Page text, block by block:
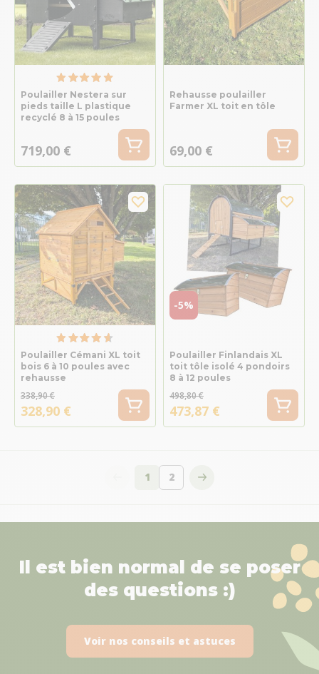
Poulailler Nestera sur
pieds taille L plastique
recyclé 8 à 15 poules
719,00 €
Rehausse poulailler
Farmer XL toit en tôle
69,00 €
Poulailler Cémani XL toit
bois 6 à 10 poules avec
rehausse
338,90 €
328,90 €
-5%
Poulailler Finlandais XL
toit tôle isolé 4 pondoirs
8 à 12 poules
498,80 €
473,87 €
Vous lisez actuellement la page
1 Page
2
Il est bien normal de se poser
des questions :)
Voir nos conseils et astuces